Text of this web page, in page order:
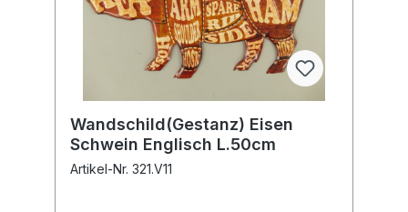
Wandschild(Gestanz) Eisen
Schwein Englisch L.50cm
Artikel-Nr. 321.V11